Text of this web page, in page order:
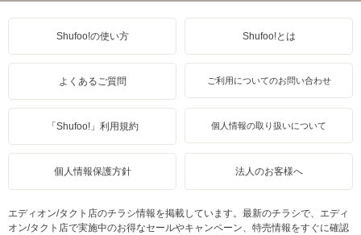
Shufoo!の使い方 Shufoo!とは
よくあるご質問 ご利用についてのお問い合わせ
「Shufoo!」利用規約 個人情報の取り扱いについて
個人情報保護方針 法人のお客様へ
エディオン/タクト店のチラシ情報を掲載しています。最新のチラシで、エディ
オン/タクト店で実施中のお得なセールやキャンペーン、特売情報をすぐに確認